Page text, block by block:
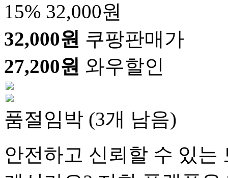
15% 32,000원
32,000원 쿠팡판매가
27,200원 와우할인
품절임박 (3개 남음)
안전하고 신뢰할 수 있는